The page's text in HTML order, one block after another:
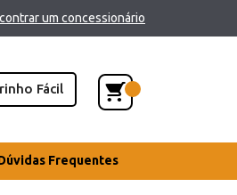
um concessionário
Fácil
Frequentes